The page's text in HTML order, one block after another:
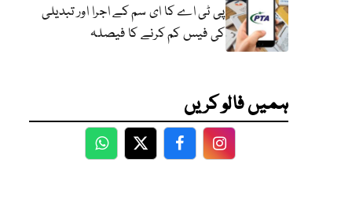
پی ٹی اے کا ای سم کے اجرا اور تبدیلی
کی فیس کم کرنے کا فیصلہ
ہمیں فالو کریں
WhatsApp
TwitterFacebookFacebook